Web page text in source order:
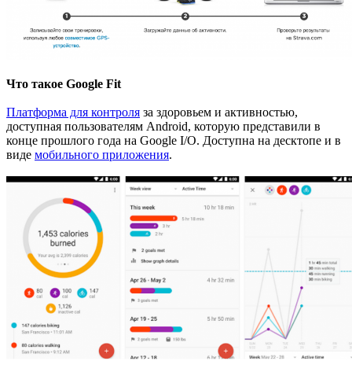
Что такое Google Fit
Платформа для контроля за здоровьем и активностью,
доступная пользователям Android, которую представили в
конце прошлого года на Google I/O. Доступна на десктопе и в
виде мобильного приложения.